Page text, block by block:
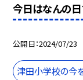
今日はなんの日
公開日 2024/07/23
津田小学校の今